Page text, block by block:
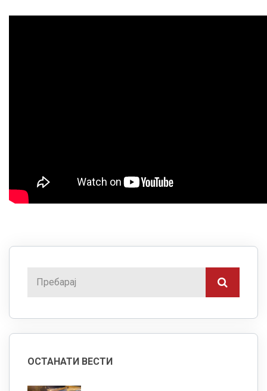
ОСТАНАТИ ВЕСТИ